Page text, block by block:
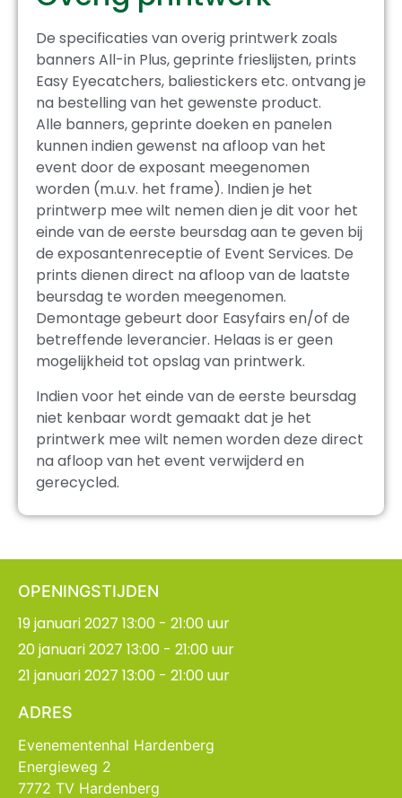
De specificaties van overig printwerk zoals
banners All-in Plus, geprinte frieslijsten, prints
Easy Eyecatchers, baliestickers etc. ontvang je
na bestelling van het gewenste product.
Alle banners, geprinte doeken en panelen
kunnen indien gewenst na afloop van het
event door de exposant meegenomen
worden (m.u.v. het frame). Indien je het
printwerp mee wilt nemen dien je dit voor het
einde van de eerste beursdag aan te geven bij
de exposantenreceptie of Event Services. De
prints dienen direct na afloop van de laatste
beursdag te worden meegenomen.
Demontage gebeurt door Easyfairs en/of de
betreffende leverancier. Helaas is er geen
mogelijkheid tot opslag van printwerk.
Indien voor het einde van de eerste beursdag
niet kenbaar wordt gemaakt dat je het
printwerk mee wilt nemen worden deze direct
na afloop van het event verwijderd en
gerecycled.
OPENINGSTIJDEN
19 januari 2027 13:00 - 21:00 uur
20 januari 2027 13:00 - 21:00 uur
21 januari 2027 13:00 - 21:00 uur
ADRES
Evenementenhal Hardenberg
Energieweg 2
7772 TV Hardenberg